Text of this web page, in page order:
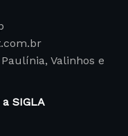
Valinhos e
SIGLA